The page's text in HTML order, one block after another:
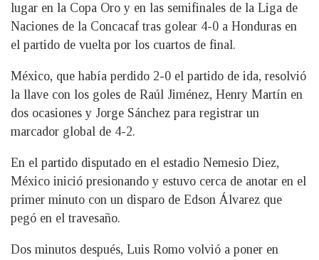
lugar en la Copa Oro y en las semifinales de la Liga de
Naciones de la Concacaf tras golear 4-0 a Honduras en
el partido de vuelta por los cuartos de final.
México, que había perdido 2-0 el partido de ida, resolvió
la llave con los goles de Raúl Jiménez, Henry Martín en
dos ocasiones y Jorge Sánchez para registrar un
marcador global de 4-2.
En el partido disputado en el estadio Nemesio Diez,
México inició presionando y estuvo cerca de anotar en el
primer minuto con un disparo de Edson Álvarez que
pegó en el travesaño.
Dos minutos después, Luis Romo volvió a poner en